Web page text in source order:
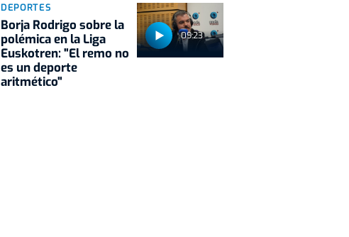
09:23
DEPORTES
Borja Rodrigo sobre la
polémica en la Liga
Euskotren: "El remo no
es un deporte
aritmético"